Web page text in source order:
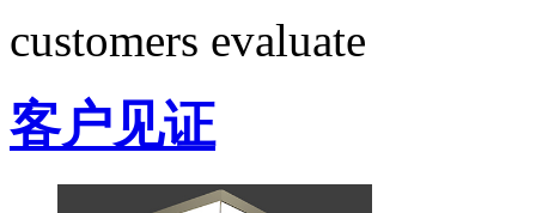
customers evaluate
客户见证